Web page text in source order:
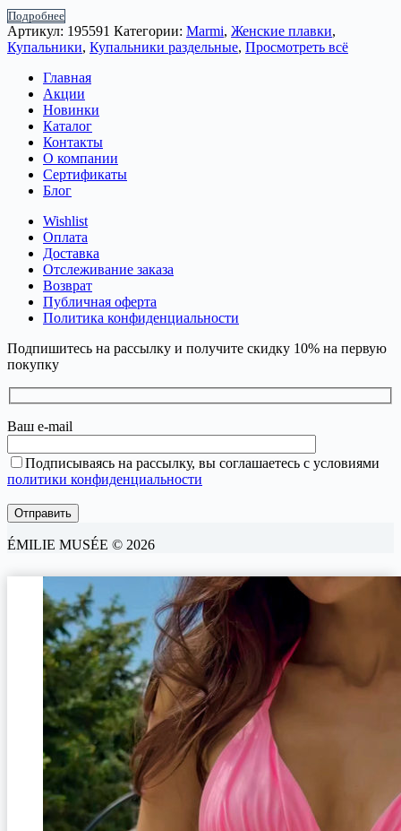
Подробнее
Артикул: 195591 Категории: Marmi, Женские плавки,
Купальники, Купальники раздельные, Просмотреть всё
Главная
Акции
Новинки
Каталог
Контакты
О компании
Сертификаты
Блог
Wishlist
Оплата
Доставка
Отслеживание заказа
Возврат
Публичная оферта
Политика конфиденциальности
Подпишитесь на рассылку и получите скидку 10% на первую
покупку
Ваш e-mail
Подписываясь на рассылку, вы соглашаетесь с условиями
политики конфиденциальности
ÉMILIE MUSÉE © 2026